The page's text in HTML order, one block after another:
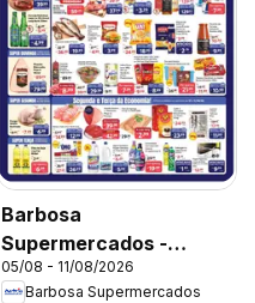
Barbosa
Supermercados -
Ofertas da semana
05/08 - 11/08/2026
Barbosa Supermercados